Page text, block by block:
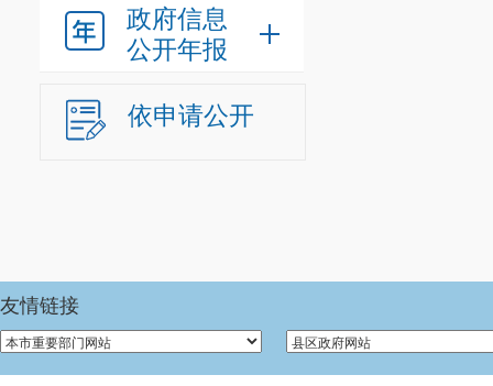
政府信息
公开年报
依申请公开
友情链接